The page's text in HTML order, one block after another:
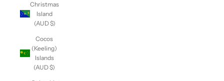
Christmas
Island
(AUD $)
Cocos
(Keeling)
Islands
(AUD $)